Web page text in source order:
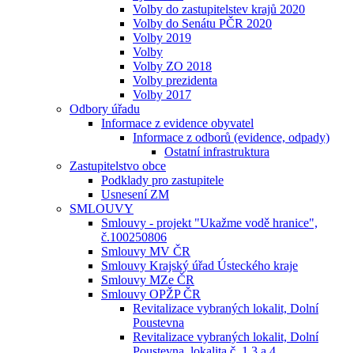
Volby do zastupitelstev krajů 2020
Volby do Senátu PČR 2020
Volby 2019
Volby
Volby ZO 2018
Volby prezidenta
Volby 2017
Odbory úřadu
Informace z evidence obyvatel
Informace z odborů (evidence, odpady)
Ostatní infrastruktura
Zastupitelstvo obce
Podklady pro zastupitele
Usnesení ZM
SMLOUVY
Smlouvy - projekt "Ukažme vodě hranice",
č.100250806
Smlouvy MV ČR
Smlouvy Krajský úřad Ústeckého kraje
Smlouvy MZe ČR
Smlouvy OPŽP ČR
Revitalizace vybraných lokalit, Dolní
Poustevna
Revitalizace vybraných lokalit, Dolní